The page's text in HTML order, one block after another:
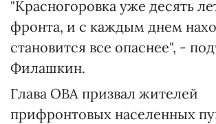
"Красногоровка уже десять
фронта, и с каждым днем
становится все опаснее", -
Филашкин.
Глава ОВА призвал жителей
прифронтовых населенных